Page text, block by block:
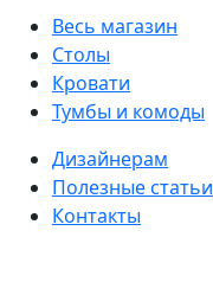
Весь магазин
Столы
Кровати
Тумбы и комоды
Дизайнерам
Полезные статьи
Контакты